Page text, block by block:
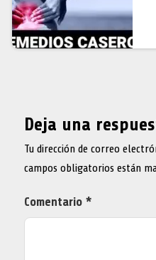
Deja una
Tu dirección de correo
campos obligatorios están
Comentario *